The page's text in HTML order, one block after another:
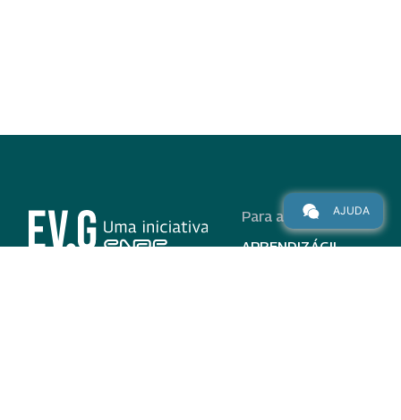
Para alunos
APRENDIZÁGIL
AJUDA